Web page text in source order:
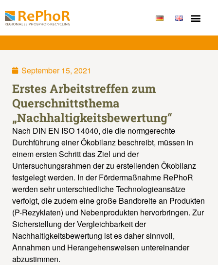
September 15, 2021
Erstes Arbeitstreffen zum
Querschnittsthema
„Nachhaltigkeitsbewertung“
Nach DIN EN ISO 14040, die die normgerechte
Durchführung einer Ökobilanz beschreibt, müssen in
einem ersten Schritt das Ziel und der
Untersuchungsrahmen der zu erstellenden Ökobilanz
festgelegt werden. In der Fördermaßnahme RePhoR
werden sehr unterschiedliche Technologieansätze
verfolgt, die zudem eine große Bandbreite an Produkten
(P-Rezyklaten) und Nebenprodukten hervorbringen. Zur
Sicherstellung der Vergleichbarkeit der
Nachhaltigkeitsbewertung ist es daher sinnvoll,
Annahmen und Herangehensweisen untereinander
abzustimmen.